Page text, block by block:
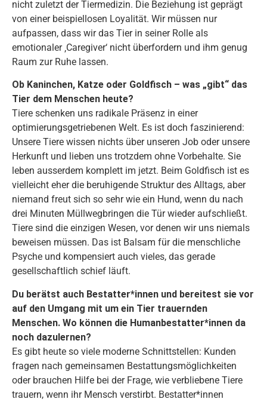
nicht zuletzt der Tiermedizin. Die Beziehung ist geprägt
von einer beispiellosen Loyalität. Wir müssen nur
aufpassen, dass wir das Tier in seiner Rolle als
emotionaler ‚Caregiver‘ nicht überfordern und ihm genug
Raum zur Ruhe lassen.
Ob Kaninchen, Katze oder Goldfisch – was „gibt“ das
Tier dem Menschen heute?
Tiere schenken uns radikale Präsenz in einer
optimierungsgetriebenen Welt. Es ist doch faszinierend:
Unsere Tiere wissen nichts über unseren Job oder unsere
Herkunft und lieben uns trotzdem ohne Vorbehalte. Sie
leben ausserdem komplett im jetzt. Beim Goldfisch ist es
vielleicht eher die beruhigende Struktur des Alltags, aber
niemand freut sich so sehr wie ein Hund, wenn du nach
drei Minuten Müllwegbringen die Tür wieder aufschließt.
Tiere sind die einzigen Wesen, vor denen wir uns niemals
beweisen müssen. Das ist Balsam für die menschliche
Psyche und kompensiert auch vieles, das gerade
gesellschaftlich schief läuft.
Du berätst auch Bestatter*innen und bereitest sie vor
auf den Umgang mit um ein Tier trauernden
Menschen. Wo können die Humanbestatter*innen da
noch dazulernen?
Es gibt heute so viele moderne Schnittstellen: Kunden
fragen nach gemeinsamen Bestattungsmöglichkeiten
oder brauchen Hilfe bei der Frage, wie verbliebene Tiere
trauern, wenn ihr Mensch verstirbt. Bestatter*innen